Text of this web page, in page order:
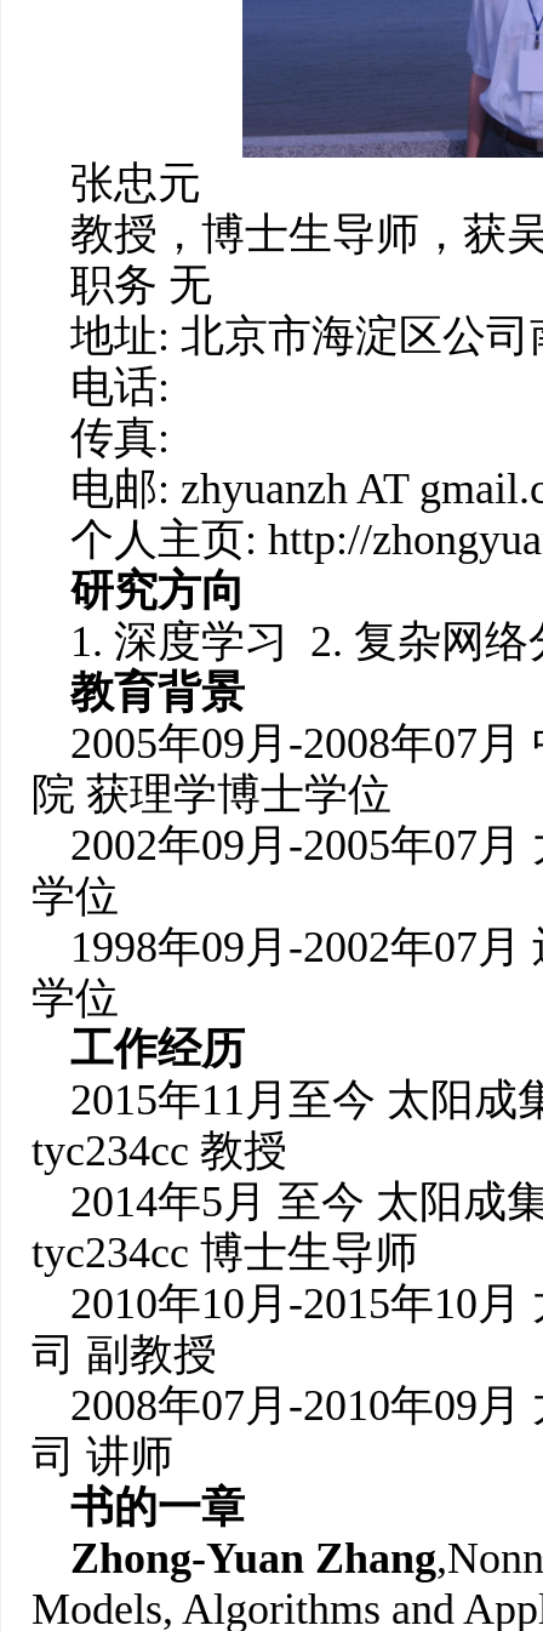
张忠元
教授，博士生导师，获
职务 无
地址: 北京市海淀区公司
电话:
传真:
电邮: zhyuanzh AT
个人主页: http://
研究方向
1. 深度学习 2. 复杂网络
教育背景
2005年09月-2008年07
院 获理学博士学位
2002年09月-2005年07
学位
1998年09月-2002年07
学位
工作经历
2015年11月至今 太阳成
tyc234cc 教授
2014年5月 至今 太阳成
tyc234cc 博士生导师
2010年10月-2015年10
司 副教授
2008年07月-2010年09
司 讲师
书的一章
Zhong-Yuan Zhang,
Models, Algorithms and